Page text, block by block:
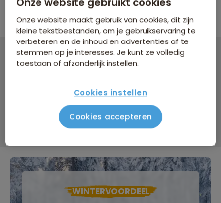
Woensdag 2 sep
Groepsrondreis Japan
Bijkomende kosten €26,25 p.p. op basis van 2 personen
Data & prijzen
WINTERVOORDEEL
Onze website maakt gebruik van cookies, dit zijn
kleine tekstbestanden, om je gebruikservaring te
verbeteren en de inhoud en advertenties af te
stemmen op je interesses. Je kunt ze volledig
toestaan of afzonderlijk instellen.
Cookies instellen
Cookies accepteren